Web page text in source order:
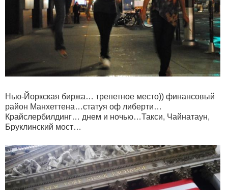
Нью-Йоркская биржа… трепетное место)) финансовый
район Манхеттена…статуя оф либерти…
Крайслербилдинг… днем и ночью…Такси, Чайнатаун,
Бруклинский мост…